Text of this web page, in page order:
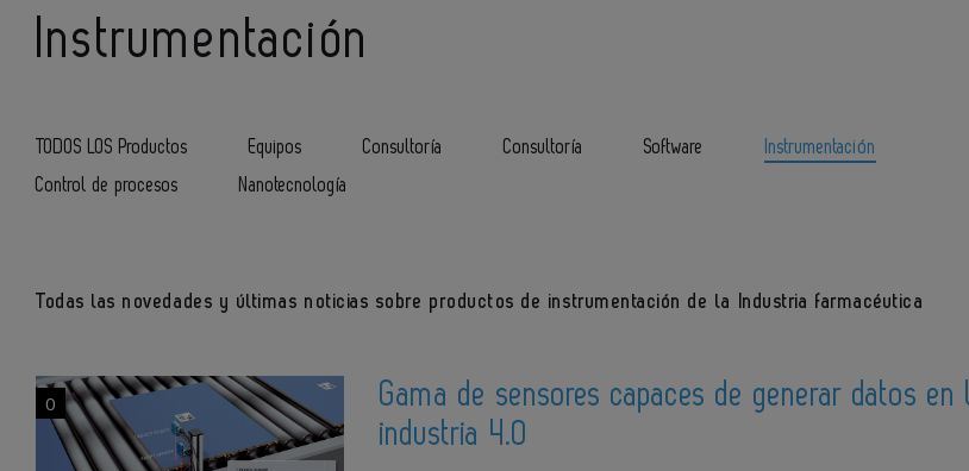
Instrumentación
TODOS LOS Productos Equipos Consultoría Consultoría Software
Instrumentación
Control de procesos
Nanotecnología
Todas las novedades y últimas noticias sobre productos de instrumentación de la Industria farmacéutica
0
Gama de sensores capaces de generar datos en
industria 4.0